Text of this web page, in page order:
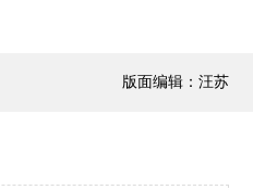
版面编辑：汪苏